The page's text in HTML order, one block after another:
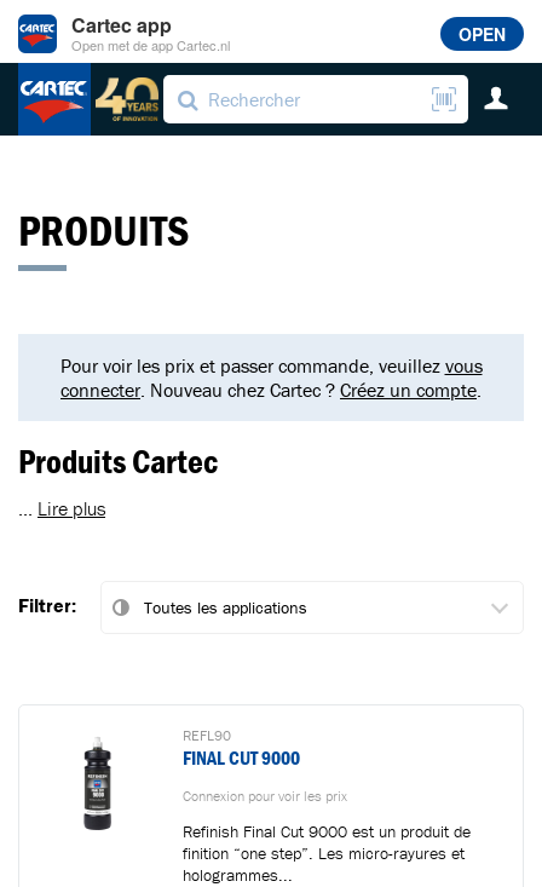
PRODUITS
Pour voir les prix et passer commande, veuillez vous
connecter. Nouveau chez Cartec ? Créez un compte.
Produits Cartec
... Lire plus
Filtrer:
REFL90
FINAL CUT 9000
Connexion pour voir les prix
Refinish Final Cut 9000 est un produit de
finition “one step”. Les micro-rayures et
hologrammes...
Cartec app
Open met de app Cartec.nl OPEN